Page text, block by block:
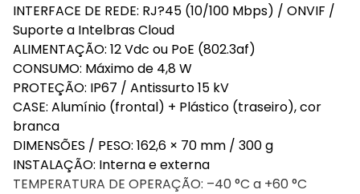
INTERFACE DE REDE: RJ?45 (10/100 Mbps) / ONVIF /
Suporte a Intelbras Cloud
ALIMENTAÇÃO: 12 Vdc ou PoE (802.3af)
CONSUMO: Máximo de 4,8 W
PROTEÇÃO: IP67 / Antissurto 15 kV
CASE: Alumínio (frontal) + Plástico (traseiro), cor
branca
DIMENSÕES / PESO: 162,6 × 70 mm / 300 g
INSTALAÇÃO: Interna e externa
TEMPERATURA DE OPERAÇÃO: –40 °C a +60 °C